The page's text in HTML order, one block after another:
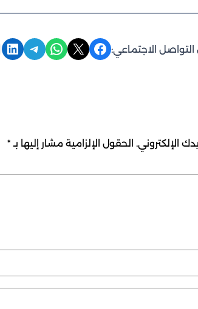
التواصل الاجتماعي: Share on Facebook
Share on X
Share on WhatsApp
Share on Telegram
Share on LinkedIn
الإلكتروني. الحقول الإلزامية مشار إليها بـ *